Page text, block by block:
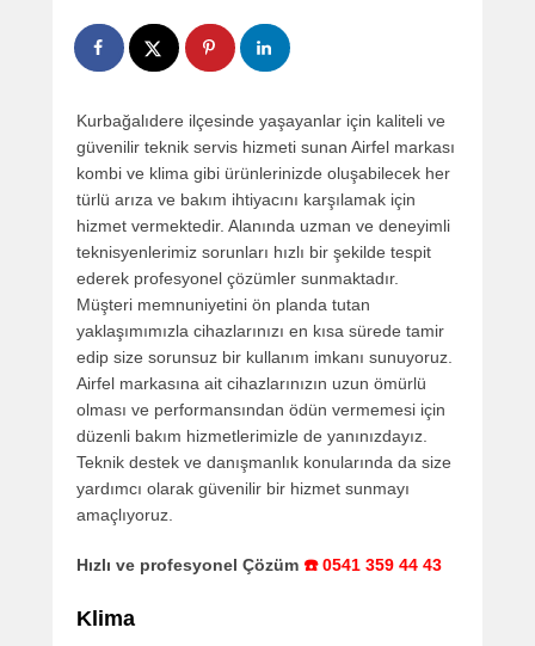
Kurbağalıdere ilçesinde yaşayanlar için kaliteli ve
güvenilir teknik servis hizmeti sunan Airfel markası
kombi ve klima gibi ürünlerinizde oluşabilecek her
türlü arıza ve bakım ihtiyacını karşılamak için
hizmet vermektedir. Alanında uzman ve deneyimli
teknisyenlerimiz sorunları hızlı bir şekilde tespit
ederek profesyonel çözümler sunmaktadır.
Müşteri memnuniyetini ön planda tutan
yaklaşımımızla cihazlarınızı en kısa sürede tamir
edip size sorunsuz bir kullanım imkanı sunuyoruz.
Airfel markasına ait cihazlarınızın uzun ömürlü
olması ve performansından ödün vermemesi için
düzenli bakım hizmetlerimizle de yanınızdayız.
Teknik destek ve danışmanlık konularında da size
yardımcı olarak güvenilir bir hizmet sunmayı
amaçlıyoruz.
Hızlı ve profesyonel Çözüm ☎️ 0541 359 44 43
Klima